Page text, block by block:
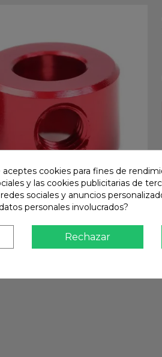
cookies para fines de
y las cookies publicitarias de
sociales y anuncios
personales involucrados?
Rechazar